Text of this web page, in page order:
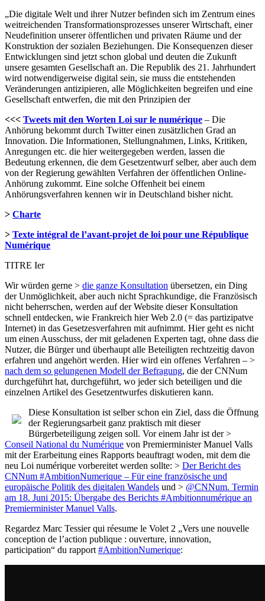
„Die digitale Welt und ihrer Nutzer befinden sich im Zentrum eines
weitreichenden Transformationsprozesses unserer Wirtschaft, einer
Neudefinition unserer öffentlichen und privaten Räume und der
Konstruktion der sozialen Beziehungen. Die Konsequenzen dieser
Entwicklungen sind jetzt schon global und deuten die Zukunft
unsere gesamten Gesellschaft an. Die Republik des 21. Jahrhundert
wird notwendigerweise digital sein, sie muss die entstehenden
Veränderungen antizipieren, alle Möglichkeiten begreifen und eine
Gesellschaft entwerfen, die mit den Prinzipien der
<<< Tweets mit den Worten Loi sur le numérique – Die
Anhörung bekommt durch Twitter einen zusätzlichen Grad an
Innovation. Die Informationen, Stellungnahmen, Links, Kritiken,
Anregungen etc. die hier weitergegeben werden, lassen die
Bedeutung erkennen, die dem Gesetzentwurf selber, aber auch dem
von der Regierung gewählten Verfahren der öffentlichen Online-
Anhörung zukommt. Eine solche Offenheit bei einem
Anhörungsverfahren kennen wir in Deutschland bisher nicht.
> Charte
> Texte intégral de l’avant-projet de loi pour une République
Numérique
TITRE Ier
Wir würden gerne > die ganze Konsultation übersetzen, ein Ding
der Unmöglichkeit, aber auch nicht Sprachkundige, die Französisch
nicht beherrschen, werden auf der Website dieser Konsultation
schnell entdecken, wie Frankreich hier Web 2.0 (= das partizipatve
Internet) in das Gesetzesverfahren mit aufnimmt. Hier geht es nicht
um einen Ausschuss, der mit geladenen Experten tagt, ohne dass die
Nutzer, die Bürger und überhaupt alle Beteiligten rechtzeitig davon
erfahren und angehört werden. Hier wird ein offenes Verfahren – >
nach dem so gelungenen Modell der Befragung, die der CNNum
durchgeführt hat, durchgeführt, wo jeder sich beteiligen und die
einzelnen Artikel des Gesetzentwurfes diskutieren kann.
Diese Konsultation ist selber schon ein Ziel, dass die Öffnung
der Regierungsarbeit ganz praktisch mit dieser
Bürgerbeteiligung zeigen soll. Vor einem Jahr ist der >
Conseil National du Numérique von Premierminister Manuel Valls
mit der Erarbeitung eines Rapports beauftragt woden, mit dem die
neu Loi numérique vorbereitet werden sollte: > Der Bericht des
CNNum #AmbitionNumerique – Für eine französische und
europäische Politik des digitalen Wandels und > @CNNum. Termin
am 18. Juni 2015: Übergabe des Berichts #Ambitionnumérique an
Premierminister Manuel Valls.
Regardez Marc Tessier qui réesume le Volet 2 „Vers une nouvelle
conception de l’action publique : ouverture, innovation,
participation“ du rapport #AmbitionNumerique: